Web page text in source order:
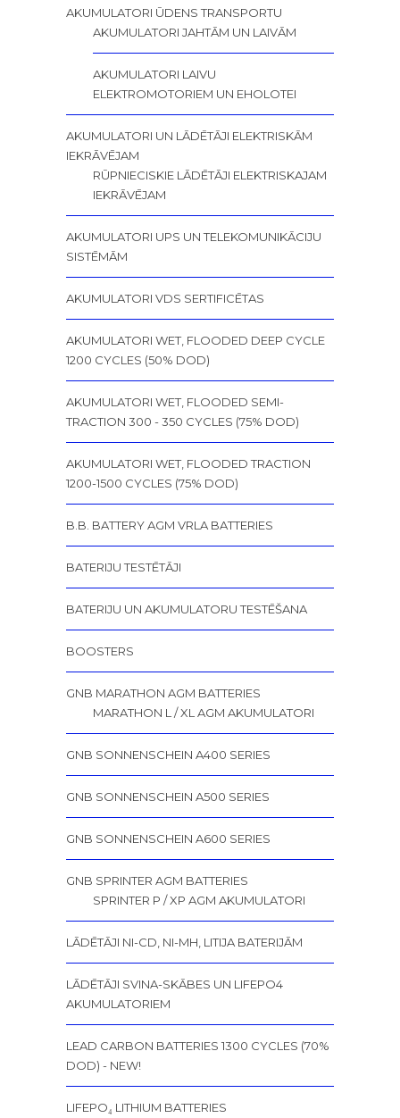
AKUMULATORI ŪDENS TRANSPORTU
AKUMULATORI JAHTĀM UN LAIVĀM
AKUMULATORI LAIVU
ELEKTROMOTORIEM UN EHOLOTEI
AKUMULATORI UN LĀDĒTĀJI ELEKTRISKĀM
IEKRĀVĒJAM
RŪPNIECISKIE LĀDĒTĀJI ELEKTRISKAJAM
IEKRĀVĒJAM
AKUMULATORI UPS UN TELEKOMUNIKĀCIJU
SISTĒMĀM
AKUMULATORI VDS SERTIFICĒTAS
AKUMULATORI WET, FLOODED DEEP CYCLE
1200 CYCLES (50% DOD)
AKUMULATORI WET, FLOODED SEMI-
TRACTION 300 - 350 CYCLES (75% DOD)
AKUMULATORI WET, FLOODED TRACTION
1200-1500 CYCLES (75% DOD)
B.B. BATTERY AGM VRLA BATTERIES
BATERIJU TESTĒTĀJI
BATERIJU UN AKUMULATORU TESTĒŠANA
BOOSTERS
GNB MARATHON AGM BATTERIES
MARATHON L / XL AGM AKUMULATORI
GNB SONNENSCHEIN A400 SERIES
GNB SONNENSCHEIN A500 SERIES
GNB SONNENSCHEIN A600 SERIES
GNB SPRINTER AGM BATTERIES
SPRINTER P / XP AGM AKUMULATORI
LĀDĒTĀJI NI-CD, NI-MH, LITIJA BATERIJĀM
LĀDĒTĀJI SVINA-SKĀBES UN LIFEPO4
AKUMULATORIEM
LEAD CARBON BATTERIES 1300 CYCLES (70%
DOD) - NEW!
LIFEPO₄ LITHIUM BATTERIES